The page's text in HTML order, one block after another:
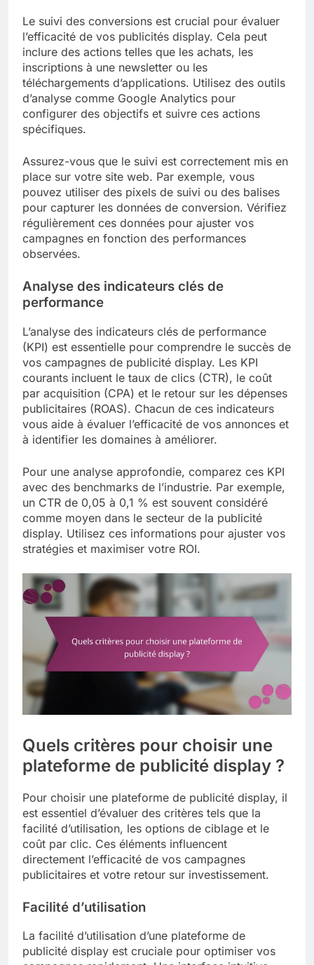
Le suivi des conversions est crucial pour évaluer
l’efficacité de vos publicités display. Cela peut
inclure des actions telles que les achats, les
inscriptions à une newsletter ou les
téléchargements d’applications. Utilisez des outils
d’analyse comme Google Analytics pour
configurer des objectifs et suivre ces actions
spécifiques.
Assurez-vous que le suivi est correctement mis en
place sur votre site web. Par exemple, vous
pouvez utiliser des pixels de suivi ou des balises
pour capturer les données de conversion. Vérifiez
régulièrement ces données pour ajuster vos
campagnes en fonction des performances
observées.
Analyse des indicateurs clés de
performance
L’analyse des indicateurs clés de performance
(KPI) est essentielle pour comprendre le succès de
vos campagnes de publicité display. Les KPI
courants incluent le taux de clics (CTR), le coût
par acquisition (CPA) et le retour sur les dépenses
publicitaires (ROAS). Chacun de ces indicateurs
vous aide à évaluer l’efficacité de vos annonces et
à identifier les domaines à améliorer.
Pour une analyse approfondie, comparez ces KPI
avec des benchmarks de l’industrie. Par exemple,
un CTR de 0,05 à 0,1 % est souvent considéré
comme moyen dans le secteur de la publicité
display. Utilisez ces informations pour ajuster vos
stratégies et maximiser votre ROI.
Quels critères pour choisir une
plateforme de publicité display ?
Pour choisir une plateforme de publicité display, il
est essentiel d’évaluer des critères tels que la
facilité d’utilisation, les options de ciblage et le
coût par clic. Ces éléments influencent
directement l’efficacité de vos campagnes
publicitaires et votre retour sur investissement.
Facilité d’utilisation
La facilité d’utilisation d’une plateforme de
publicité display est cruciale pour optimiser vos